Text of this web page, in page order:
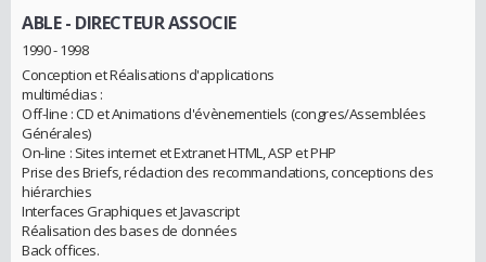
ABLE- DIRECTEUR ASSOCIE
1990 - 1998
Conception et Réalisations d'applications
multimédias :
Off-line : CD et Animations d'évènementiels (congres/Assemblées
Générales)
On-line : Sites internet et Extranet HTML, ASP et PHP
Prise des Briefs, rédaction des recommandations, conceptions des
hiérarchies
Interfaces Graphiques et Javascript
Réalisation des bases de données
Back offices.